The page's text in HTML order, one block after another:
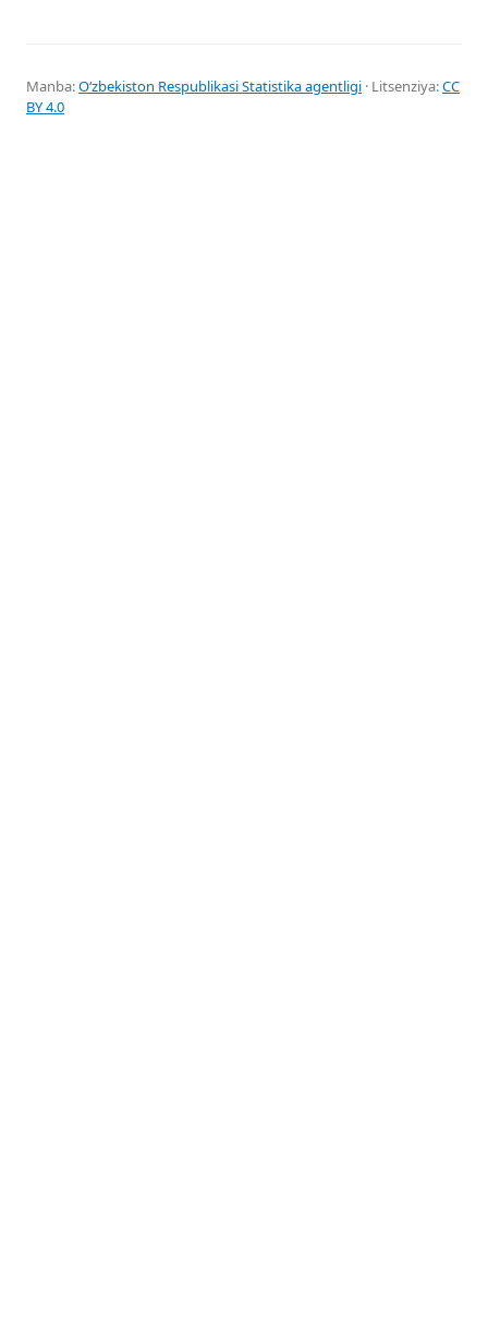
Manba:Oʻzbekiston Respublikasi Statistika agentligi · Litsenziya:CC
BY 4.0